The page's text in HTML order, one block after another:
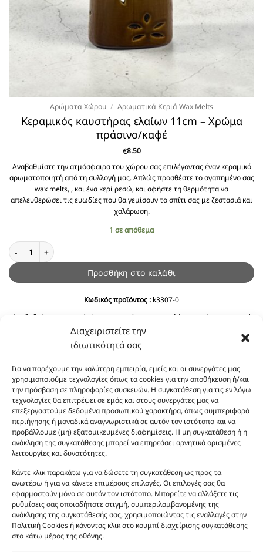
Διαχειριστείτε την
ιδιωτικότητά σας
Για να παρέχουμε την καλύτερη εμπειρία, εμείς και οι συνεργάτες μας
χρησιμοποιούμε τεχνολογίες όπως τα cookies για την αποθήκευση ή/και
την πρόσβαση σε πληροφορίες συσκευών. Η συγκατάθεση για τις εν λόγω
τεχνολογίες θα επιτρέψει σε εμάς και στους συνεργάτες μας να
επεξεργαστούμε δεδομένα προσωπικού χαρακτήρα, όπως συμπεριφορά
περιήγησης ή μοναδικά αναγνωριστικά σε αυτόν τον ιστότοπο και να
προβάλλουμε (μη) εξατομικευμένες διαφημίσεις. Η μη συγκατάθεση ή η
ανάκληση της συγκατάθεσης μπορεί να επηρεάσει αρνητικά ορισμένες
λειτουργίες και δυνατότητες.
Κάντε κλικ παρακάτω για να δώσετε τη συγκατάθεση ως προς τα
ανωτέρω ή για να κάνετε επιμέρους επιλογές. Οι επιλογές σας θα
εφαρμοστούν μόνο σε αυτόν τον ιστότοπο. Μπορείτε να αλλάξετε τις
ρυθμίσεις σας οποιαδήποτε στιγμή, συμπεριλαμβανομένης της
ανάκλησης της συγκατάθεσής σας, χρησιμοποιώντας τις εναλλαγές στην
Πολιτική Cookies ή κάνοντας κλικ στο κουμπί διαχείρισης συγκατάθεσης
στο κάτω μέρος της οθόνης.
Αρώματα Χώρου / Αρωματικά Κεριά Wax Melts
Κεραμικός καυστήρας ελαίων 11cm – Χρώμα
πράσινο/καφέ
€8.50
Αναβαθμίστε την ατμόσφαιρα του χώρου σας επιλέγοντας έναν κεραμικό
αρωματοποιητή από τη συλλογή μας. Απλώς προσθέστε το αγαπημένο σας
wax melts, , και ένα κερί ρεσώ, και αφήστε τη θερμότητα να
απελευθερώσει τις ευωδίες που θα γεμίσουν το σπίτι σας με ζεστασιά και
χαλάρωση.
1 σε απόθεμα
Κεραμικός καυστήρας ελαίων 11cm - Χρώμα πράσινο/καφέ ποσότητα
Προσθήκη στο καλάθι
Κωδικός προϊόντος : k3307-0
Αναβαθμίστε την ατμόσφαιρα του χώρου σας επιλέγοντας έναν κεραμικό
αρωματοποιητή από τη συλλογή μας. Απλώς προσθέστε το αγαπημένο σας
wax melts, , και ένα κερί ρεσώ, και αφήστε τη θερμότητα να
απελευθερώσει τις ευωδίες που θα γεμίσουν το σπίτι σας με ζεστασιά και
Οι φωτογραφίες των προϊόντων είναι ενδεικτικές
και δεν είναι προς πώληση το εικονιζόμενο προϊόν.
Σκοπός τους είναι η διευκόλυνση της επιλογής σας.
Σε καμία περίπτωση δεν αντιστοιχούν στα
αυθεντικά αρώματα και δεν ανταποκρίνονται στην
πραγματικότητα. Πρόθεση της επιχείρησης μας δεν
είναι η παραπλάνηση και η εξαπάτηση του